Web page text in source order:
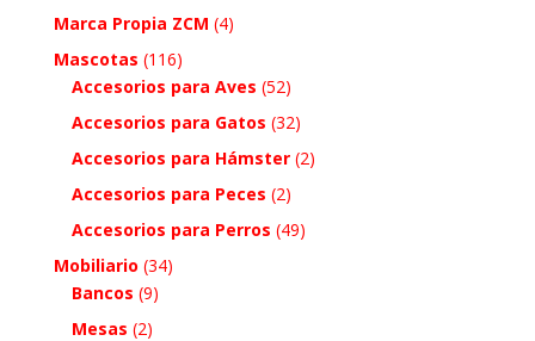
Marca Propia ZCM (4)
Mascotas (116)
Accesorios para Aves (52)
Accesorios para Gatos (32)
Accesorios para Hámster (2)
Accesorios para Peces (2)
Accesorios para Perros (49)
Mobiliario (34)
Bancos (9)
Mesas (2)